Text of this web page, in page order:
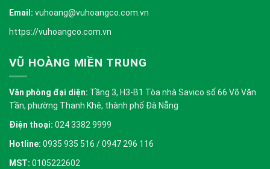
Email: vuhoang@vuhoangco.com.vn
https://vuhoangco.com.vn
VŨ HOÀNG MIỀN TRUNG
Văn phòng đại diện: Tầng 3, H3-B1 Tòa nhà Savico số 66 Võ Văn
Tần, phường Thanh Khê, thành phố Đà Nẵng
Điện thoại: 024 3382 9999
Hotline: 0935 935 516 / 0947 296 116
MST: 0105222602